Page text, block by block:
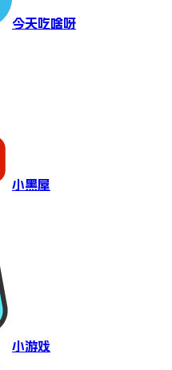
今天吃啥呀
小黑屋
小游戏